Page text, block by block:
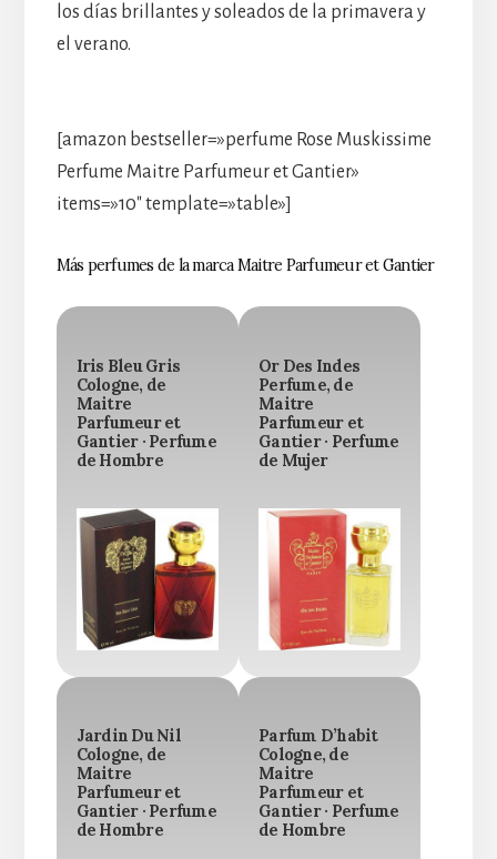
los días brillantes y soleados de la primavera y
el verano.
[amazon bestseller=»perfume Rose Muskissime
Perfume Maitre Parfumeur et Gantier»
items=»10″ template=»table»]
Más perfumes de la marca Maitre Parfumeur et Gantier
Iris Bleu Gris
Cologne, de
Maitre
Parfumeur et
Gantier · Perfume
de Hombre
Or Des Indes
Perfume, de
Maitre
Parfumeur et
Gantier · Perfume
de Mujer
Jardin Du Nil
Cologne, de
Maitre
Parfumeur et
Gantier · Perfume
de Hombre
Parfum D’habit
Cologne, de
Maitre
Parfumeur et
Gantier · Perfume
de Hombre